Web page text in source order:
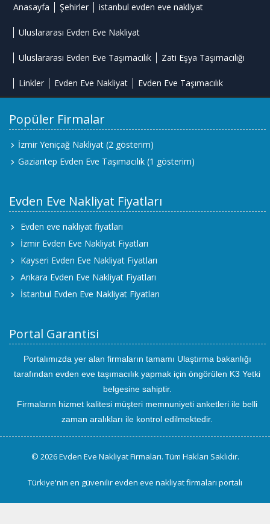
Anasayfa Şehirler istanbul evden eve nakliyat
Uluslararası Evden Eve Nakliyat
Uluslararası Evden Eve Taşımacılık Zati Eşya Taşımacılığı
Linkler Evden Eve Nakliyat Evden Eve Taşımacılık
Popüler Firmalar
İzmir Yeniçağ Nakliyat (2 gösterim)
Gaziantep Evden Eve Taşımacılık (1 gösterim)
Evden Eve Nakliyat Fiyatları
Evden eve nakliyat fiyatları
İzmir Evden Eve Nakliyat Fiyatları
Kayseri Evden Eve Nakliyat Fiyatları
Ankara Evden Eve Nakliyat Fiyatları
İstanbul Evden Eve Nakliyat Fiyatları
Portal Garantisi
Portalımızda yer alan firmaların tamamı Ulaştırma bakanlığı
tarafından evden eve taşımacılık yapmak için öngörülen K3 Yetki
belgesine sahiptir.
Firmaların hizmet kalitesi müşteri memnuniyeti anketleri ile belli
zaman aralıkları ile kontrol edilmektedir.
© 2026 Evden Eve Nakliyat Firmaları. Tüm Hakları Saklıdır.
Türkiye'nin en güvenilir evden eve nakliyat firmaları portalı